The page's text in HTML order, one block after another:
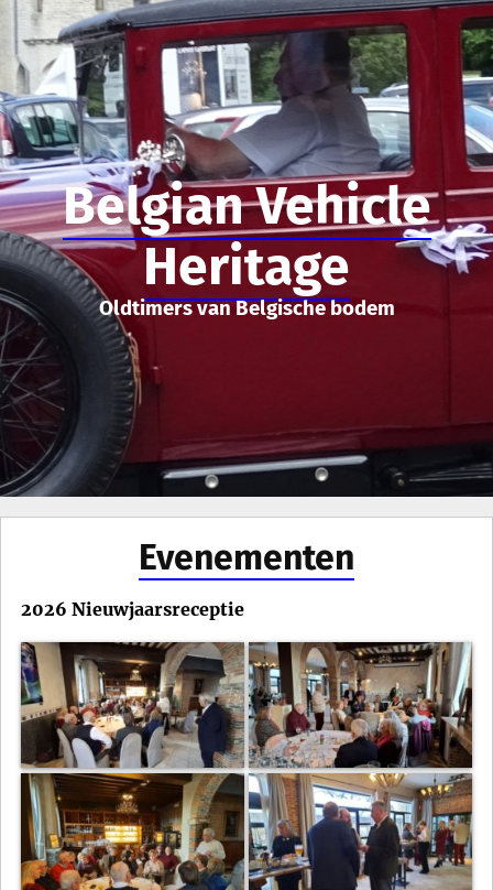
Belgian Vehicle
Heritage
Oldtimers van Belgische bodem
Evenementen
2026 Nieuwjaarsreceptie